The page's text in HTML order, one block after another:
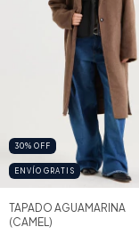
30% OFF
ENVÍO GRATIS
TAPADO AGUAMARINA
(CAMEL)